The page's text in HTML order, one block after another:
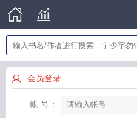
会员登录
帐 号：